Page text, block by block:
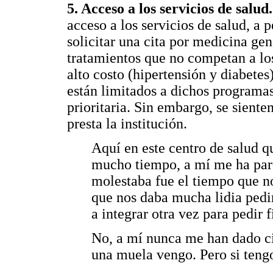
5. Acceso a los servicios de
acceso a los servicios de salud, a
solicitar una cita por medicina
tratamientos que no competan a
alto costo (hipertensión y
están limitados a dichos
prioritaria. Sin embargo, se
presta la institución.
Aquí en este centro de salud
mucho tiempo, a mí me ha
molestaba fue el tiempo que
que nos daba mucha lidia
a integrar otra vez para pedir
No, a mí nunca me han dado
una muela vengo. Pero si